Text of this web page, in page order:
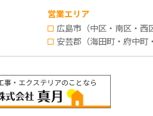
営業エリア
広島市（中区・南区・西
安芸郡（海田町・府中町